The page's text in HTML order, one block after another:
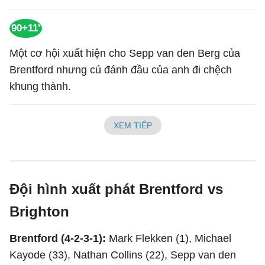
90+11'
Một cơ hội xuất hiện cho Sepp van den Berg của
Brentford nhưng cú đánh đầu của anh đi chệch
khung thành.
XEM TIẾP
Đội hình xuất phát Brentford vs
Brighton
Brentford (4-2-3-1): Mark Flekken (1), Michael
Kayode (33), Nathan Collins (22), Sepp van den